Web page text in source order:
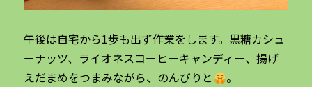
午後は自宅から1歩も出ず作業をします。黒糖カシュ
ーナッツ、ライオネスコーヒーキャンディー、揚げ
えだまめをつまみながら、のんびりと
。